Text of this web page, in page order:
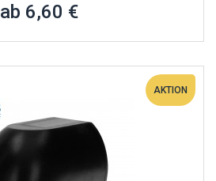
ab 6,60 €
AKTION